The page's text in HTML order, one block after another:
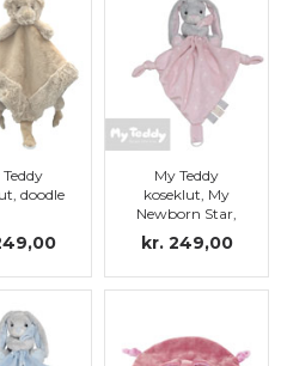
doodle
My Teddy
koseklut, My
Newborn Star,
kr. 249,00